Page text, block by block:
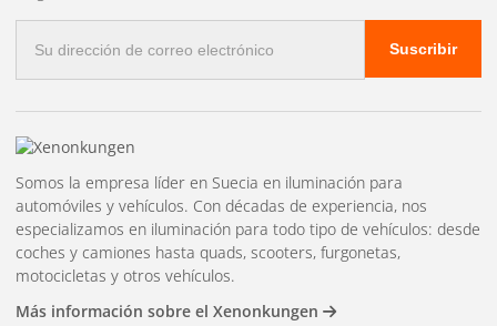
electrónico
Suscribir
Somos la empresa líder en Suecia en iluminación para
automóviles y vehículos. Con décadas de experiencia, nos
especializamos en iluminación para todo tipo de vehículos: desde
coches y camiones hasta quads, scooters, furgonetas,
motocicletas y otros vehículos.
Más información sobre el Xenonkungen